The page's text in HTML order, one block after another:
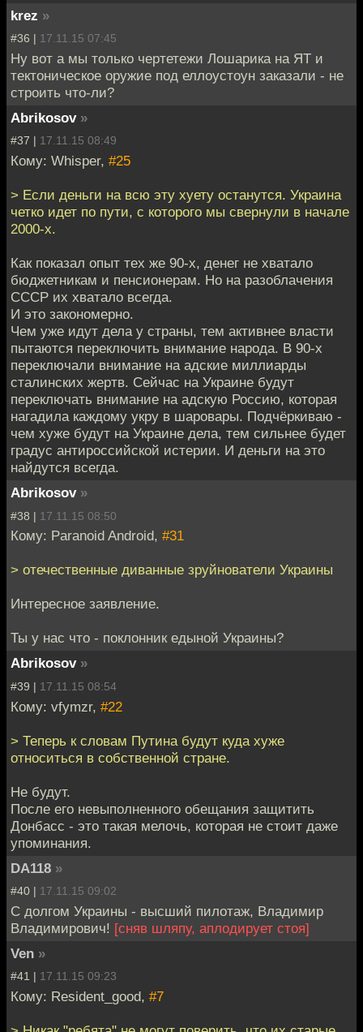
krez »
#36 | 17.11.15 07:45
Ну вот а мы только чертетежи Лошарика на ЯТ и
тектоническое оружие под еллоустоун заказали - не
строить что-ли?
Abrikosov »
#37 | 17.11.15 08:49
Кому: Whisper, #25
> Если деньги на всю эту хуету останутся. Украина
четко идет по пути, с которого мы свернули в начале
2000-х.
Как показал опыт тех же 90-х, денег не хватало
бюджетникам и пенсионерам. Но на разоблачения
СССР их хватало всегда.
И это закономерно.
Чем уже идут дела у страны, тем активнее власти
пытаются переключить внимание народа. В 90-х
переключали внимание на адские миллиарды
сталинских жертв. Сейчас на Украине будут
переключать внимание на адскую Россию, которая
нагадила каждому укру в шаровары. Подчёркиваю -
чем хуже будут на Украине дела, тем сильнее будет
градус антироссийской истерии. И деньги на это
найдутся всегда.
Abrikosov »
#38 | 17.11.15 08:50
Кому: Paranoid Android, #31
> отечественные диванные зруйнователи Украины
Интересное заявление.
Ты у нас что - поклонник едыной Украины?
Abrikosov »
#39 | 17.11.15 08:54
Кому: vfymzr, #22
> Теперь к словам Путина будут куда хуже
относиться в собственной стране.
Не будут.
После его невыполненного обещания защитить
Донбасс - это такая мелочь, которая не стоит даже
упоминания.
DA118 »
#40 | 17.11.15 09:02
С долгом Украины - высший пилотаж, Владимир
Владимирович! [сняв шляпу, аплодирует стоя]
Ven »
#41 | 17.11.15 09:23
Кому: Resident_good, #7